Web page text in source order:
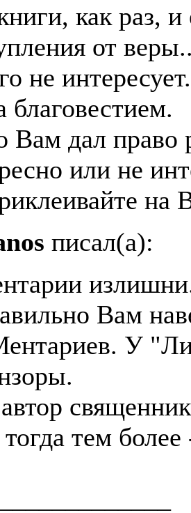
как раз, и
от
не
благовестием.
Вам дал
или не
писал(а):
Вам
У
тогда тем